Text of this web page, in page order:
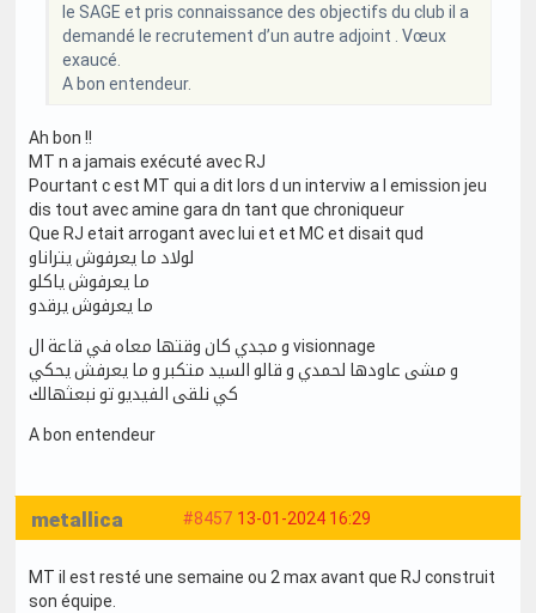
le SAGE et pris connaissance des objectifs du club il a
demandé le recrutement d’un autre adjoint . Vœux
exaucé.
A bon entendeur.
Ah bon !!
MT n a jamais exécuté avec RJ
Pourtant c est MT qui a dit lors d un interviw a l emission jeu
dis tout avec amine gara dn tant que chroniqueur
Que RJ etait arrogant avec lui et et MC et disait qud
لولاد ما يعرفوش يتراناو
ما يعرفوش ياكلو
ما يعرفوش يرقدو
و مجدي كان وقتها معاه في قاعة ال visionnage
و مشى عاودها لحمدي و قالو السيد متكبر و ما يعرفش يحكي
كي نلقى الفيديو تو نبعثهالك
A bon entendeur
#8457 13-01-2024 16:29
metallica
MT il est resté une semaine ou 2 max avant que RJ construit
son équipe.